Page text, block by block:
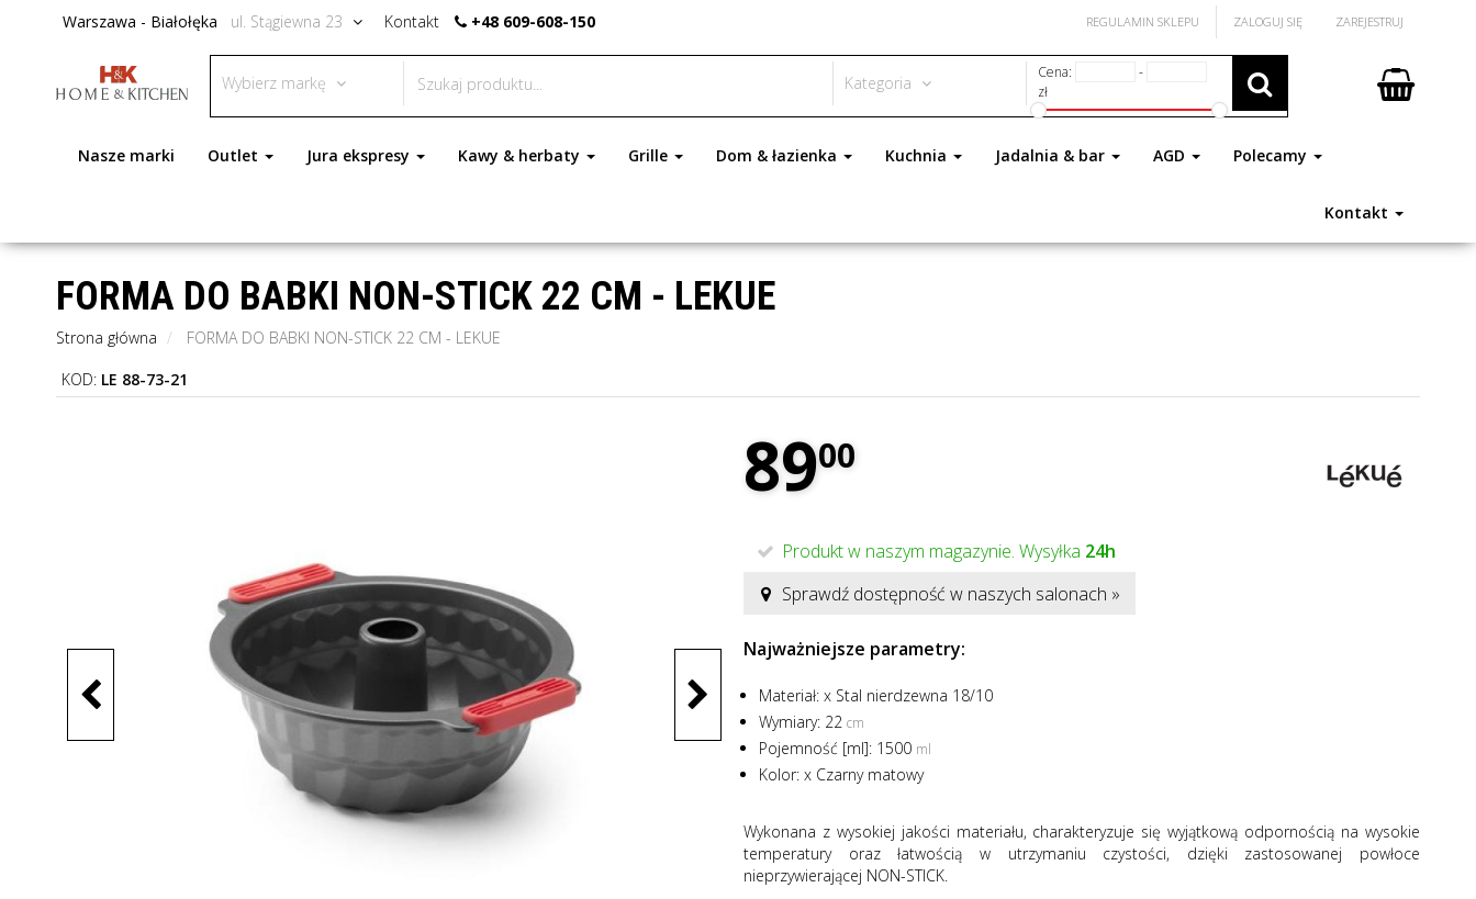
Warszawa - Białołęka ul. Stągiewna 23 Kontakt +48 609-608-150 ZALOGUJ SIĘ ZAREJESTRUJ
REGULAMIN SKLEPU
Wybierz markę Kategoria
Cena:
-
zł
Nasze marki Outlet Jura ekspresy Kawy & herbaty Grille Dom & łazienka Kuchnia Jadalnia & bar AGD Polecamy
Kontakt
FORMA DO BABKI NON-STICK 22 CM - LEKUE
Strona główna
FORMA DO BABKI NON-STICK 22 CM - LEKUE
KOD: LE 88-73-21
8900
Produkt w naszym magazynie. Wysyłka 24h
Sprawdź dostępność w naszych salonach »
Najważniejsze parametry:
Materiał: x Stal nierdzewna 18/10
Wymiary: 22 cm
Pojemność [ml]: 1500 ml
Kolor: x Czarny matowy
Wykonana z wysokiej jakości materiału, charakteryzuje się wyjątkową odpornością na wysokie
temperatury oraz łatwością w utrzymaniu czystości, dzięki zastosowanej powłoce
nieprzywierającej NON-STICK.